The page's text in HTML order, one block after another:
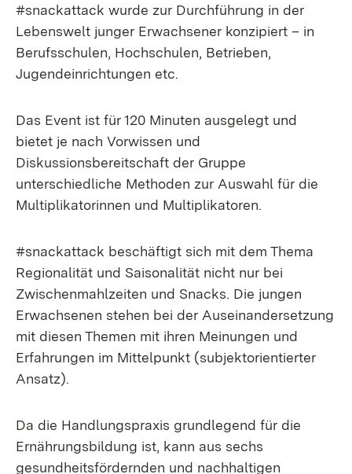
#snackattack wurde zur Durchführung in der
Lebenswelt junger Erwachsener konzipiert – in
Berufsschulen, Hochschulen, Betrieben,
Jugendeinrichtungen etc.
Das Event ist für 120 Minuten ausgelegt und
bietet je nach Vorwissen und
Diskussionsbereitschaft der Gruppe
unterschiedliche Methoden zur Auswahl für die
Multiplikatorinnen und Multiplikatoren.
#snackattack beschäftigt sich mit dem Thema
Regionalität und Saisonalität nicht nur bei
Zwischenmahlzeiten und Snacks. Die jungen
Erwachsenen stehen bei der Auseinandersetzung
mit diesen Themen mit ihren Meinungen und
Erfahrungen im Mittelpunkt (subjektorientierter
Ansatz).
Da die Handlungspraxis grundlegend für die
Ernährungsbildung ist, kann aus sechs
gesundheitsfördernden und nachhaltigen